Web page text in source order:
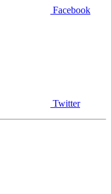
Facebook
Twitter